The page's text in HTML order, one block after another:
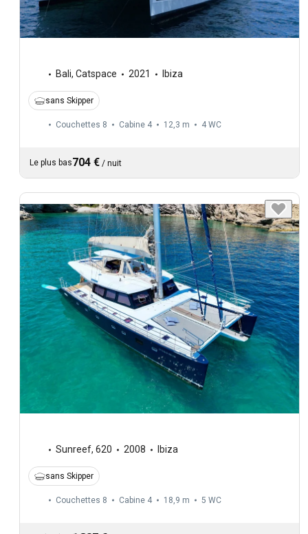
Bali, Catspace 2021 Ibiza
sans Skipper
Couchettes 8 Cabine 4 12,3 m 4 WC
Le plus bas704 € / nuit
Sunreef, 620 2008 Ibiza
sans Skipper
Couchettes 8 Cabine 4 18,9 m 5 WC